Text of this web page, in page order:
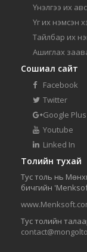
Үнэлгээ их
Үг их нэмсэн
Тайлбар их
Ашиглах
Сошиал сайт
Facebook
Twitter
Google Plus
Youtube
Linked In
Толийн тухай
Тус толь нь
бичгийн
Тус толийн